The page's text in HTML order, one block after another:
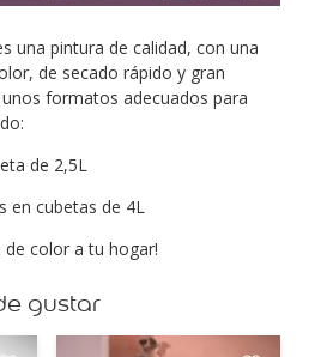
una pintura de calidad, con una
de secado rápido y gran
formatos adecuados para
de 2,5L
en cubetas de 4L
de color a tu hogar!
gustar